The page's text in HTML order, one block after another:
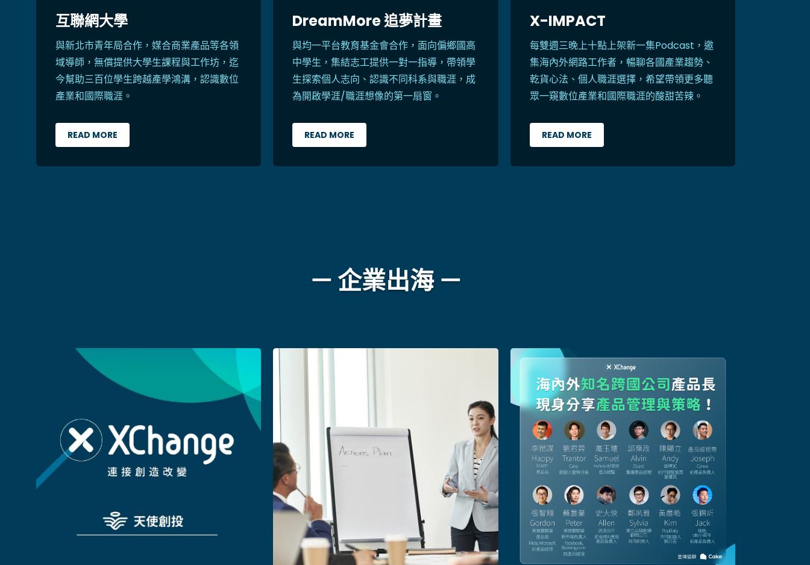
互聯網大學
與新北市青年局合作，媒合商業產品等各領
域導師，無償提供大學生課程與工作坊，迄
今幫助三百位學生跨越產學鴻溝，認識數位
產業和國際職涯。
READ MORE
DreamMore 追夢計畫
與均一平台教育基金會合作，面向偏鄉國高
中學生，集結志工提供一對一指導，帶領學
生探索個人志向、認識不同科系與職涯，成
為開啟學涯/職涯想像的第一扇窗。
READ MORE
X-IMPACT
每雙週三晚上十點上架新一集Podcast，邀
集海內外網路工作者，暢聊各國產業趨勢、
乾貨心法、個人職涯選擇，希望帶領更多聽
眾一窺數位產業和國際職涯的酸甜苦辣。
READ MORE
－ 企業出海 －